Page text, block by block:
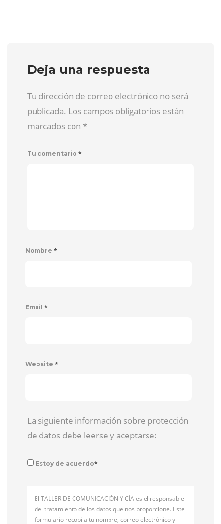
Deja una respuesta
Tu dirección de correo electrónico no será
publicada. Los campos obligatorios están
marcados con *
Tu comentario *
Nombre *
Email *
Website *
La siguiente información sobre protección
de datos debe leerse y aceptarse:
Estoy de acuerdo*
El TALLER DE COMUNICACIÓN Y CÍA es el responsable
del tratamiento de los datos que nos proporcione. Este
formulario recopila tu nombre, correo electrónico y